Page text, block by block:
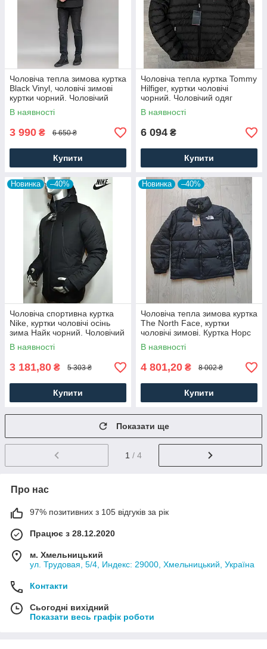
Чоловіча тепла зимова куртка
Black Vinyl, чоловічі зимові
куртки чорний. Чоловічий
одяг
В наявності
3 990 ₴ 6 650 ₴
Купити
Чоловіча тепла куртка Tommy
Hilfiger, куртки чоловічі
чорний. Чоловічий одяг
В наявності
6 094 ₴
Купити
Новинка –40%
Чоловіча спортивна куртка
Nike, куртки чоловічі осінь
зима Найк чорний. Чоловічий
одяг
В наявності
3 181,80 ₴ 5 303 ₴
Купити
Новинка –40%
Чоловіча тепла зимова куртка
The North Face, куртки
чоловічі зимові. Куртка Норс
Фейс зима. Чоловічий одяг
В наявності
4 801,20 ₴ 8 002 ₴
Купити
Показати ще
1 / 4
Про нас
97% позитивних з 105 відгуків за рік
Працює з 28.12.2020
м. Хмельницький
ул. Трудовая, 5/4, Индекс: 29000, Хмельницький, Україна
Контакти
Сьогодні вихідний
Показати весь графік роботи